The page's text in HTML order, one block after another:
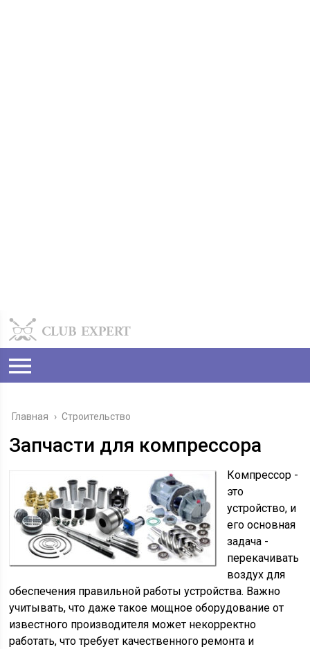
Главная › Строительство
Запчасти для компрессора
Компрессор -
это
устройство, и
его основная
задача -
перекачивать
воздух для
обеспечения правильной работы устройства. Важно
учитывать, что даже такое мощное оборудование от
известного производителя может некорректно
работать, что требует качественного ремонта и